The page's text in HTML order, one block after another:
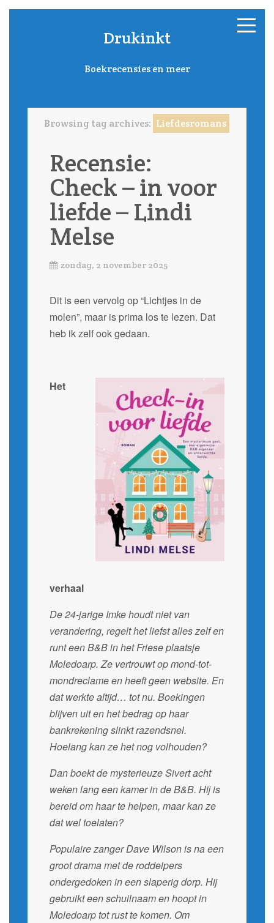
Drukinkt
Boekrecensies en meer
Browsing tag archives: Liefdesromans
Recensie:
Check – in voor
liefde – Lindi
Melse
zondag, 2 november 2025
Dit is een vervolg op “Lichtjes in de
molen”, maar is prima los te lezen. Dat
heb ik zelf ook gedaan.
Het
verhaal
De 24-jarige Imke houdt niet van
verandering, regelt het liefst alles zelf en
runt een B&B in het Friese plaatsje
Moledoarp. Ze vertrouwt op mond-tot-
mondreclame en heeft geen website. En
dat werkte altijd… tot nu. Boekingen
blijven uit en het bedrag op haar
bankrekening slinkt razendsnel.
Hoelang kan ze het nog volhouden?
Dan boekt de mysterieuze Sivert acht
weken lang een kamer in de B&B. Hij is
bereid om haar te helpen, maar kan ze
dat wel toelaten?
Populaire zanger Dave Wilson is na een
groot drama met de roddelpers
ondergedoken in een slaperig dorp. Hij
gebruikt een schuilnaam en hoopt in
Moledoarp tot rust te komen. Om